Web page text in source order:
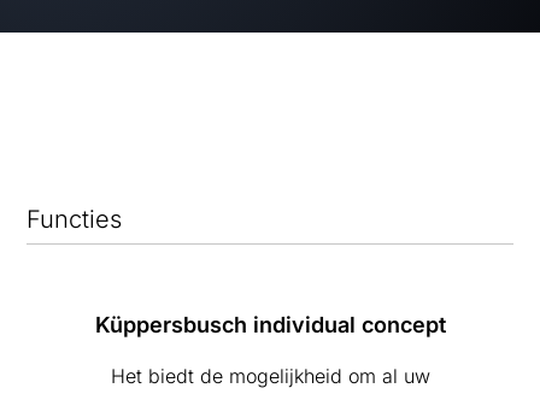
Functies
Küppersbusch individual concept
Het biedt de mogelijkheid om al uw